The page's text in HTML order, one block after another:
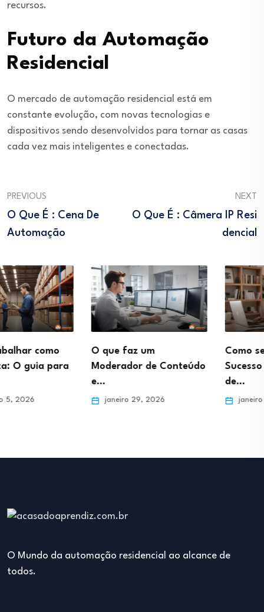
recursos.
Futuro da Automação
Residencial
O mercado de automação residencial está em
constante evolução, com novas tecnologias e
dispositivos sendo desenvolvidos para tornar as casas
cada vez mais inteligentes e conectadas.
PREVIOUS
O Que É : Cena De
Automação
NEXT
O Que É : Câmera IP Resi
Dencial
O que faz um
Moderador de Conteúdo
janeiro 29, 2026
Como ser um Afiliado de
Sucesso trabalhando
janeiro 29, 2026
O Mundo da automação residencial ao alcance de
todos.